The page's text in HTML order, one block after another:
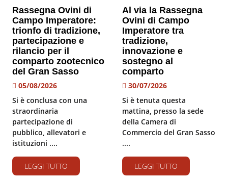
Rassegna Ovini di
Campo Imperatore:
trionfo di tradizione,
partecipazione e
rilancio per il
comparto zootecnico
del Gran Sasso
05/08/2026
Si è conclusa con una
straordinaria
partecipazione di
pubblico, allevatori e
istituzioni ....
LEGGI TUTTO
Al via la Rassegna
Ovini di Campo
Imperatore tra
tradizione,
innovazione e
sostegno al
comparto
30/07/2026
Si è tenuta questa
mattina, presso la sede
della Camera di
Commercio del Gran Sasso
....
LEGGI TUTTO